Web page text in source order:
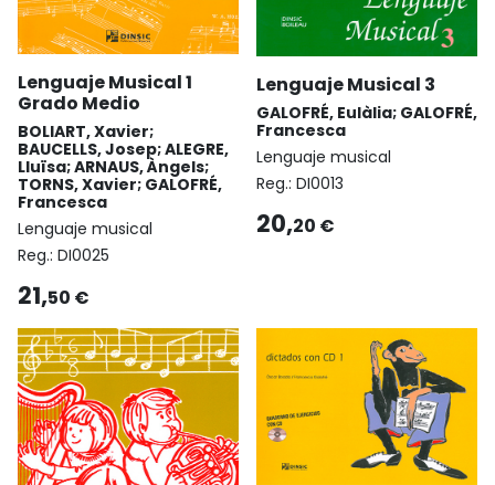
Lenguaje Musical 1
Grado Medio
BOLIART, Xavier;
BAUCELLS, Josep; ALEGRE,
Lluïsa; ARNAUS, Àngels;
TORNS, Xavier; GALOFRÉ,
Francesca
Lenguaje musical
Reg.: DI0025
21,50 €
Lenguaje Musical 3
GALOFRÉ, Eulàlia; GALOFRÉ,
Francesca
Lenguaje musical
Reg.: DI0013
20,20 €